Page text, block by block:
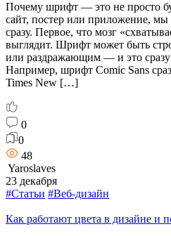
Почему шрифт — это не просто
сайт, постер или приложение, мы
сразу. Первое, что мозг
выглядит. Шрифт может быть
или раздражающим — и это сразу
Например, шрифт Comic Sans
Times New […]
0
0
48
Yaroslaves
23 декабря
#Статьи #Веб-дизайн
Как работают цвета в дизайне и